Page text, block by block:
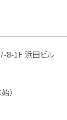
8-1F 浜田ビル
）